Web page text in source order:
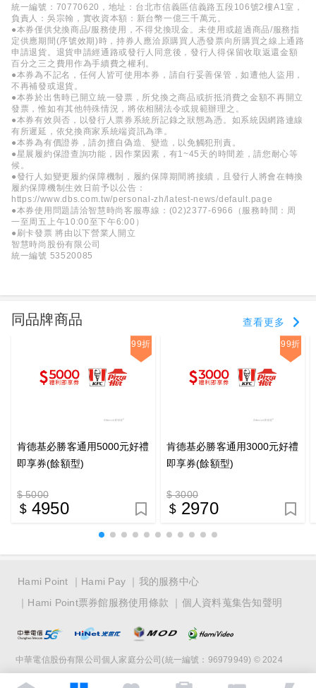
統一編號：70770620，地址：台北市信義區信義路五段106號2樓A1室，
負責人：吳宗翰，實收資本額：新台幣一億三千萬元。
●本券僅供兌換商品/服務使用，不得兌換現金。未使用或超過商品/服務指
定供應期間(序號效期)時，持券人應洽原購買人憑發票向所購買之線上通路
申請退貨。退貨申請經通路或發行人同意後，發行人得保留收取返還金額
百分之三之費用作為手續費之權利。
●本券為不記名，任何人皆可使用本券，請自行妥善保管，如遭他人盜用，
不再補發或退貨。
●本券於出售時已開立統一發票，所兌換之商品或折抵消費之金額不再開立
發票，惟如有其他特殊情況，將依相關法令或規範辦理之。
●本券有效與否，以發行人票券系統所記錄之狀態為憑。如系統因網路連線
有所遲延，依兌換商家系統端資訊為準。
●本券為有價證券，請勿擅自偽造、變造，以免觸犯刑責。
●星展履約保證查詢功能，因作業因素，有1~45天的時間差，請您耐心等
候。
●發行人如變更履約保障機制，履約保障期間將接續，且發行人將會在轉換
履約保障機制生效日前予以公告：
https://www.dbs.com.tw/personal-zh/latest-news/default.page
●本券使用問題請洽智慧時尚客服專線：(02)2377-6966（服務時間：周
一至周五上午10:00至下午6:00）
●刷卡發票 將由以下營業人開立
智慧時尚股份有限公司
統一編號 53520085
同品牌商品 查看更多
99折
肯德基必勝客通用5000元好禮
即享券(餘額型)
$ 5000
4950
99折
肯德基必勝客通用3000元好禮
即享券(餘額型)
$ 3000
2970
Hami Point Hami Pay
我的服務中心
Hami Point票券館服務使用條款
個人資料蒐集告知聲明
中華電信股份有限公司個人家庭分公司(統一編號：96979949) © 2024